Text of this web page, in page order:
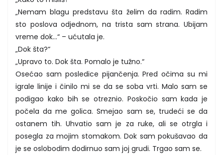
„Nemam blagu predstavu šta želim da radim. Radim
sto poslova odjednom, na trista sam strana. Ubijam
vreme dok...“ – ućutala je.
„Dok šta?“
„Upravo to. Dok šta. Pomalo je tužno.“
Osećao sam posledice pijančenja. Pred očima su mi
igrale linije i činilo mi se da se soba vrti. Malo sam se
podigao kako bih se otreznio. Poskočio sam kada je
počela da me golica. Smejao sam se, trudeći se da
ostanem tih. Uhvatio sam je za ruke, ali se otrgla i
posegla za mojim stomakom. Dok sam pokušavao da
je se oslobodim dodirnuo sam joj grudi. Trgao sam se.